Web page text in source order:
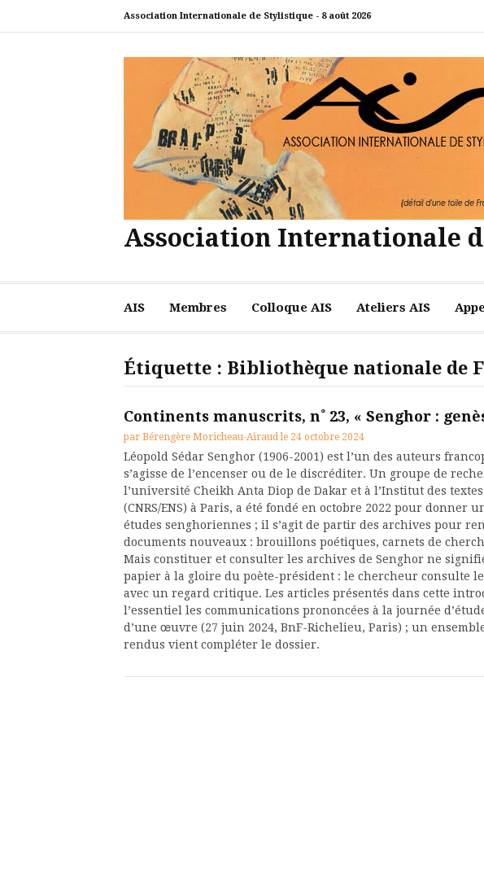
Association Internationale de Stylistique - 8 août 2026
Association Internationale
AIS Membres Colloque AIS Ateliers AIS
Étiquette : Bibliothèque nationale de
Continents manuscrits, n˚ 23, « Senghor :
par Bérengère Moricheau-Airaud le 24 octobre 2024
Léopold Sédar Senghor (1906-2001) est l’un des auteurs
s’agisse de l’encenser ou de le discréditer. Un groupe de
l’université Cheikh Anta Diop de Dakar et à l’Institut des
(CNRS/ENS) à Paris, a été fondé en octobre 2022 pour donner
études senghoriennes ; il s’agit de partir des archives pour
documents nouveaux : brouillons poétiques, carnets de
Mais constituer et consulter les archives de Senghor ne
papier à la gloire du poète-président : le chercheur consulte
avec un regard critique. Les articles présentés dans cette
l’essentiel les communications prononcées à la journée
d’une œuvre (27 juin 2024, BnF-Richelieu, Paris) ; un
rendus vient compléter le dossier.